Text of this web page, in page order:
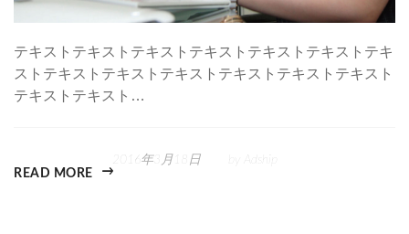
テキストテキストテキストテキストテキストテキストテキ
ストテキストテキストテキストテキストテキストテキスト
テキストテキスト…
2016年3月18日
Adship
READ MORE